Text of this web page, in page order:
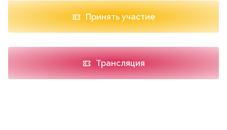
Принять участие
Трансляция